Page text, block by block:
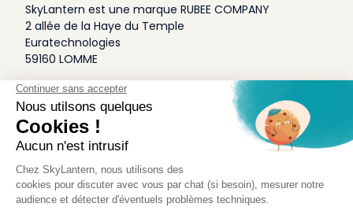
SkyLantern est une marque RUBEE COMPANY
2 allée de la Haye du Temple
Euratechnologies
59160 LOMME
A Propos
Qui sommes-nous
Conditions générales de Vente
Mentions légales
Politique Antispam